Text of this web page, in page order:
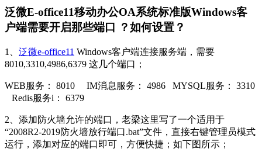
泛微E-office11移动办公OA系统标准版Windows客
户端需要开启那些端口 ？如何设置？
1、 泛微e-office11 Windows客户端连接服务端，需要
8010,3310,4986,6379 这几个端口；
WEB服务： 8010 IM消息服务： 4986 MYSQL服务： 3310
Redis服务i： 6379
2、添加防火墙允许的端口，老梁这里写了一个适用于
“2008R2-2019防火墙放行端口.bat”文件，直接右键管理员模式
运行，添加对应的端口即可，方便快捷；如下图所示；